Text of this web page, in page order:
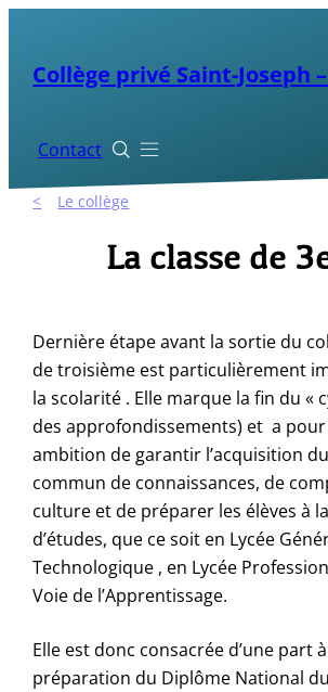
contenu
Contact  
Le collège
La classe de
Dernière étape avant la sortie du
de troisième est particulièrement
la scolarité . Elle marque la fin du «
des approfondissements) et a
ambition de garantir l’acquisition
commun de connaissances, de
culture et de préparer les élèves à
d’études, que ce soit en Lycée
Technologique , en Lycée
Voie de l’Apprentissage.
Elle est donc consacrée d’une part
préparation du Diplôme National